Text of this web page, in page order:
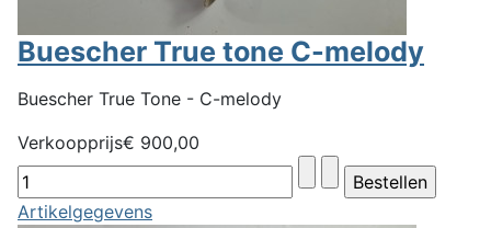
Buescher True tone C-melody
Buescher True Tone - C-melody
Verkoopprijs€ 900,00
Artikelgegevens